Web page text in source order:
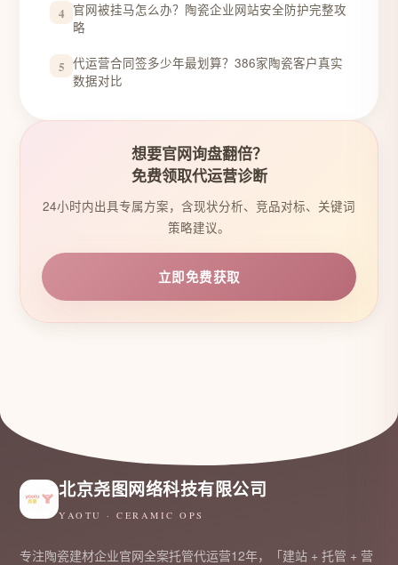
4 官网被挂马怎么办？陶瓷企业网站安全防护完整攻
略
5 代运营合同签多少年最划算？386家陶瓷客户真实
数据对比
想要官网询盘翻倍？
免费领取代运营诊断
24小时内出具专属方案，含现状分析、竞品对标、关键词
策略建议。
立即免费获取
北京尧图网络科技有限公司
YAOTU · CERAMIC OPS
专注陶瓷建材企业官网全案托管代运营12年，「建站 + 托管 + 营